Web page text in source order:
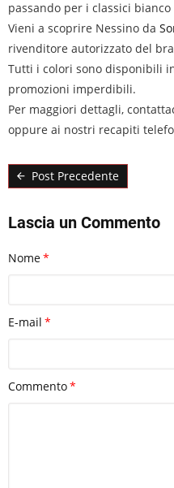
passando per i classici bianco
Vieni a scoprire Nessino da
rivenditore autorizzato del
Tutti i colori sono disponibili
promozioni imperdibili.
Per maggiori dettagli,
oppure ai nostri recapiti
Post Precedente
Lascia un Commento
Nome
E-mail
Commento